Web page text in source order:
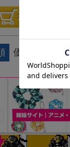
価格が高い順